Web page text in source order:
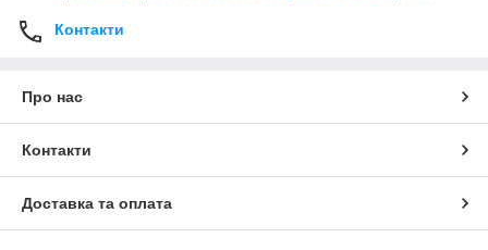
Контакти
Про нас
Контакти
Доставка та оплата